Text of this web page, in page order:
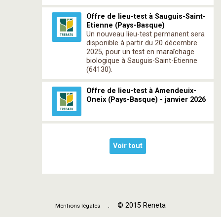
Offre de lieu-test à Sauguis-Saint-
Etienne (Pays-Basque)
Un nouveau lieu-test permanent sera
disponible à partir du 20 décembre
2025, pour un test en maraîchage
biologique à Sauguis-Saint-Etienne
(64130).
Offre de lieu-test à Amendeuix-
Oneix (Pays-Basque) - janvier 2026
Voir tout
Mentions légales . © 2015 Reneta